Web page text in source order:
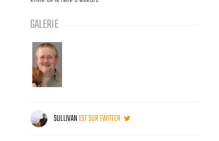
GALERIE
SULLIVANEST SUR TWITTER